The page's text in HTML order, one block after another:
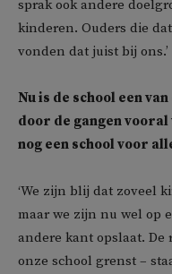
sprak ook andere
kinderen. Ouders die
vonden dat juist bij ons.’
Nu is de school een
door de gangen
nog een school voor
‘We zijn blij dat zoveel
maar we zijn nu wel op
andere kant opslaat.
onze school grenst –